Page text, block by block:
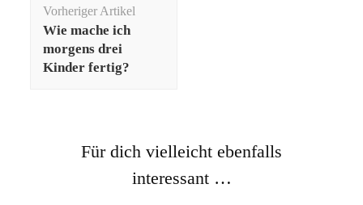
Vorheriger Artikel
Wie mache ich
morgens drei
Kinder fertig?
Für dich vielleicht ebenfalls
interessant …